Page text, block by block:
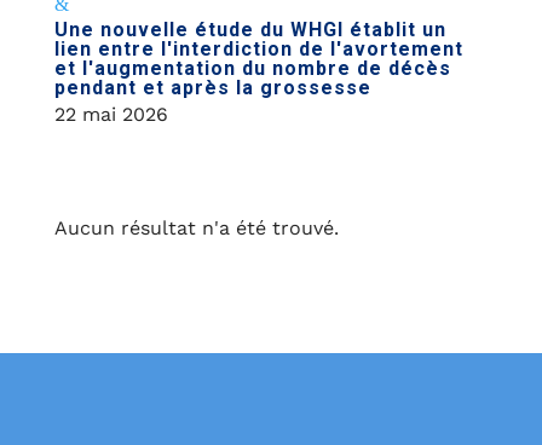
Une nouvelle étude du WHGI établit un
lien entre l'interdiction de l'avortement
et l'augmentation du nombre de décès
pendant et après la grossesse
22 mai 2026
Aucun résultat n'a été trouvé.